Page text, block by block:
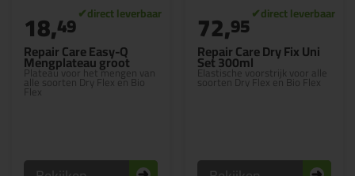
Repair Care Easy-Q
Mengplateau groot
Plateau voor het mengen van
alle soorten Dry Flex en Bio
Flex
18,49
Repair Care Dry Fix Uni
Set 300ml
Elastische voorstrijk voor alle
soorten Dry Flex en Bio Flex
72,95